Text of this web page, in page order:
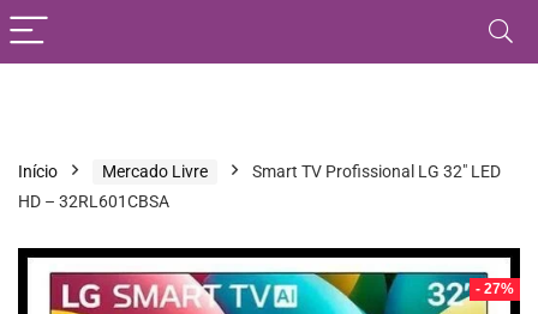
Início Mercado Livre
Smart TV Profissional LG 32″ LED
HD – 32RL601CBSA
- 27%